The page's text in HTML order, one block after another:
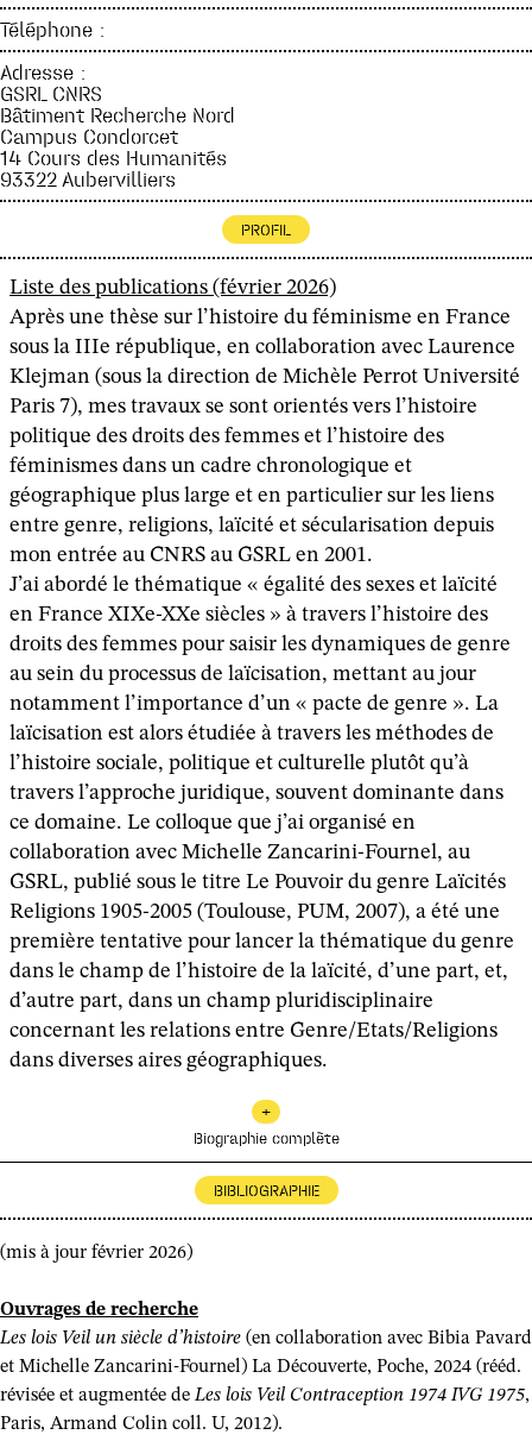
Téléphone :
Adresse :
GSRL CNRS
Bâtiment Recherche Nord
Campus Condorcet
14 Cours des Humanités
93322 Aubervilliers
PROFIL
Liste des publications (février 2026)
Après une thèse sur l’histoire du féminisme en France
sous la IIIe république, en collaboration avec Laurence
Klejman (sous la direction de Michèle Perrot Université
Paris 7), mes travaux se sont orientés vers l’histoire
politique des droits des femmes et l’histoire des
féminismes dans un cadre chronologique et
géographique plus large et en particulier sur les liens
entre genre, religions, laïcité et sécularisation depuis
mon entrée au CNRS au GSRL en 2001.
J’ai abordé le thématique « égalité des sexes et laïcité
en France XIXe-XXe siècles » à travers l’histoire des
droits des femmes pour saisir les dynamiques de genre
au sein du processus de laïcisation, mettant au jour
notamment l’importance d’un « pacte de genre ». La
laïcisation est alors étudiée à travers les méthodes de
l’histoire sociale, politique et culturelle plutôt qu’à
travers l’approche juridique, souvent dominante dans
ce domaine. Le colloque que j’ai organisé en
collaboration avec Michelle Zancarini-Fournel, au
GSRL, publié sous le titre Le Pouvoir du genre Laïcités
Religions 1905-2005 (Toulouse, PUM, 2007), a été une
première tentative pour lancer la thématique du genre
dans le champ de l’histoire de la laïcité, d’une part, et,
d’autre part, dans un champ pluridisciplinaire
concernant les relations entre Genre/Etats/Religions
dans diverses aires géographiques.
+
Biographie complète
BIBLIOGRAPHIE
(mis à jour février 2026)
Ouvrages de recherche
Les lois Veil un siècle d’histoire (en collaboration avec Bibia Pavard
et Michelle Zancarini-Fournel) La Découverte, Poche, 2024 (rééd.
révisée et augmentée de Les lois Veil Contraception 1974 IVG 1975,
Paris, Armand Colin coll. U, 2012).